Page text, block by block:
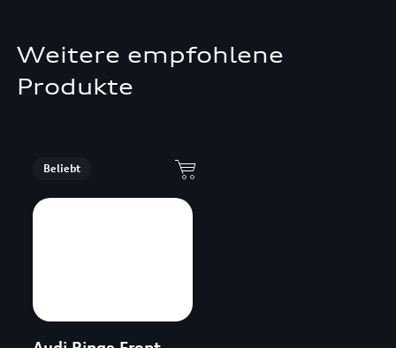
Weitere empfohlene
Produkte
Beliebt